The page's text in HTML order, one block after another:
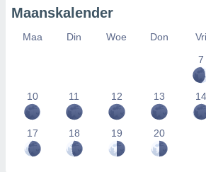
Maanskalender
Maa Din Woe Don Vri
7
10 11 12 13 14
17 18 19 20